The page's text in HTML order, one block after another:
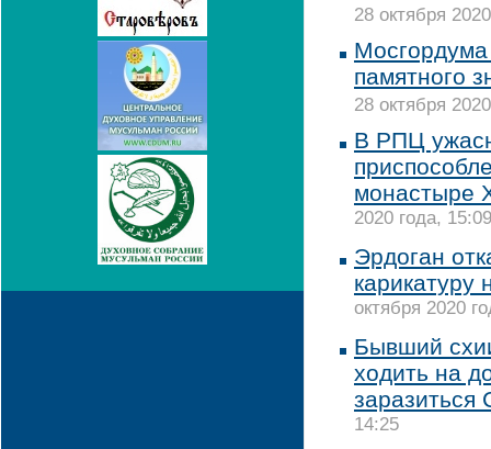
28 октября
памятного
28 октября
В РПЦ
монастыре
2020 года, 15:09
Эрдоган
карикатуру
октября 2020
Бывший
ходить на
заразиться
14:25